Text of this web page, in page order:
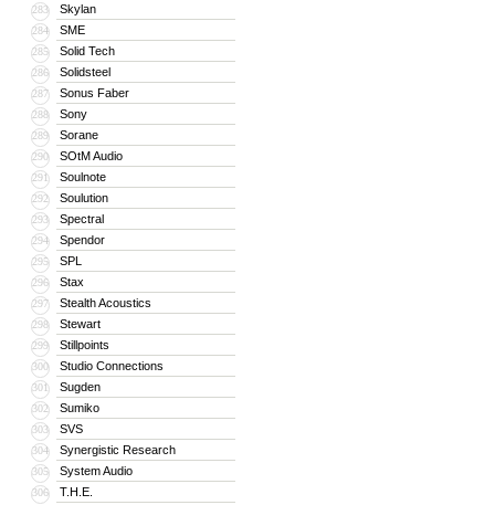
283 Skylan
284 SME
285 Solid Tech
286 Solidsteel
287 Sonus Faber
288 Sony
289 Sorane
290 SOtM Audio
291 Soulnote
292 Soulution
293 Spectral
294 Spendor
295 SPL
296 Stax
297 Stealth Acoustics
298 Stewart
299 Stillpoints
300 Studio Connections
301 Sugden
302 Sumiko
303 SVS
304 Synergistic Research
305 System Audio
306 T.H.E.